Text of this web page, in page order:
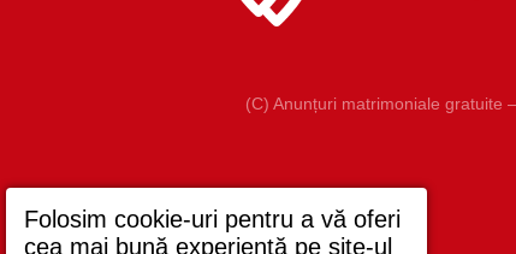
(C) Anunțuri matrimoniale gratuite
Folosim cookie-uri pentru a vă oferi
cea mai bună experiență pe site-ul